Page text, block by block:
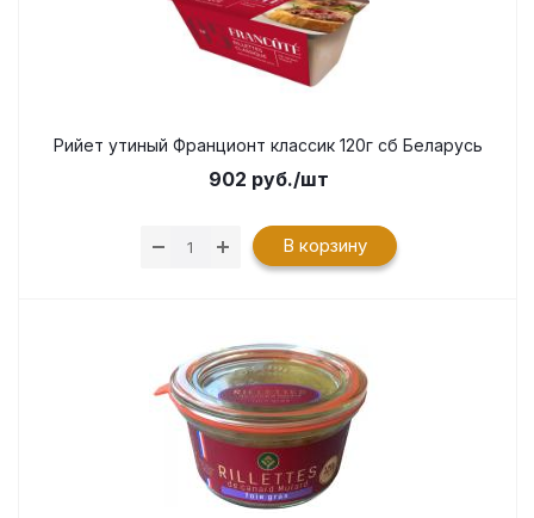
Рийет утиный Франционт классик 120г сб Беларусь
902 руб./шт
В корзину